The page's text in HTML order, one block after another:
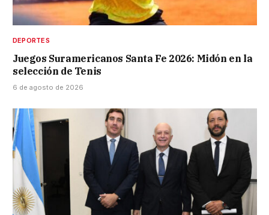
DEPORTES
Juegos Suramericanos Santa Fe 2026: Midón en la
selección de Tenis
6 de agosto de 2026